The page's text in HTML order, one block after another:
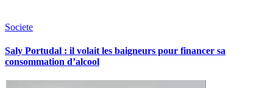
Societe
Saly Portudal : il volait les baigneurs pour financer sa
consommation d’alcool